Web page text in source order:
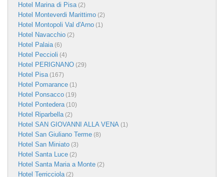
Hotel Marina di Pisa(2)
Hotel Monteverdi Marittimo (2)
Hotel Montopoli Val d'Arno (1)
Hotel Navacchio (2)
Hotel Palaia(6)
Hotel Peccioli (4)
Hotel PERIGNANO (29)
Hotel Pisa(167)
Hotel Pomarance (1)
Hotel Ponsacco (19)
Hotel Pontedera(10)
Hotel Riparbella(2)
Hotel SAN GIOVANNI ALLA VENA (1)
Hotel San Giuliano Terme (8)
Hotel San Miniato (3)
Hotel Santa Luce (2)
Hotel Santa Maria a Monte (2)
Hotel Terricciola(2)